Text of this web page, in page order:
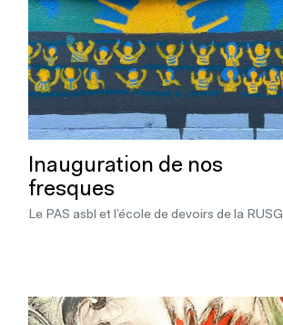
Inauguration de nos
fresques
Le PAS asbl et l’école de devoirs de la RUSG